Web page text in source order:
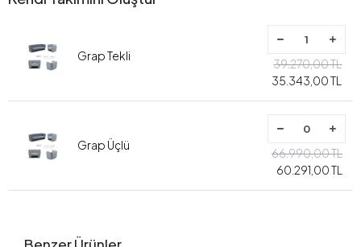
Grap Tekli
39.270,00 TL
35.343,00 TL
Grap Üçlü
66.990,00 TL
60.291,00 TL
Benzer Ürünler